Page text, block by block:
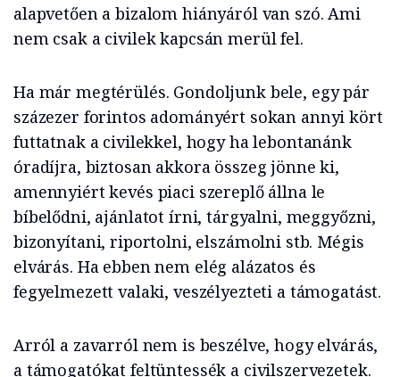
alapvetően a bizalom hiányáról van szó. Ami
nem csak a civilek kapcsán merül fel.
Ha már megtérülés. Gondoljunk bele, egy pár
százezer forintos adományért sokan annyi kört
futtatnak a civilekkel, hogy ha lebontanánk
óradíjra, biztosan akkora összeg jönne ki,
amennyiért kevés piaci szereplő állna le
bíbelődni, ajánlatot írni, tárgyalni, meggyőzni,
bizonyítani, riportolni, elszámolni stb. Mégis
elvárás. Ha ebben nem elég alázatos és
fegyelmezett valaki, veszélyezteti a támogatást.
Arról a zavarról nem is beszélve, hogy elvárás,
a támogatókat feltüntessék a civilszervezetek.